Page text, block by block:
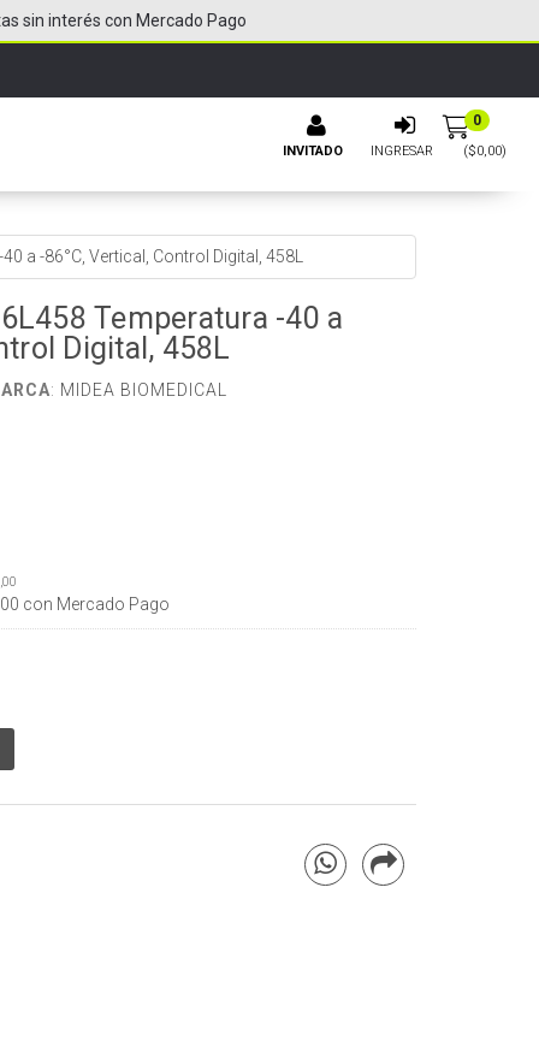
INVITADO INGRESAR
0
($0,00)
sin interés con Mercado Pago
a -86°C, Vertical, Control Digital, 458L
Temperatura -40 a
Digital, 458L
: MIDEA BIOMEDICAL
con Mercado Pago